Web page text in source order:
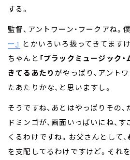
する。
監督、アントワーン・フークアね。
ー』 とかいろいろ扱ってきてます
ちゃんと 「ブラックミュージック
きてるあたり がやっぱり、アント
たあたりかな、と思いますし。
そうですね、あとはやっぱりその、
ドミンゴが、画面いっぱいにね、す
くるわけですね。お父さんとして
を支配してるわけですけど。そ